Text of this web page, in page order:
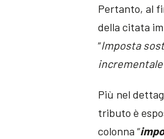
Pertanto, al
della citata
“Imposta
incrementale
Più nel
tributo è
colonna “